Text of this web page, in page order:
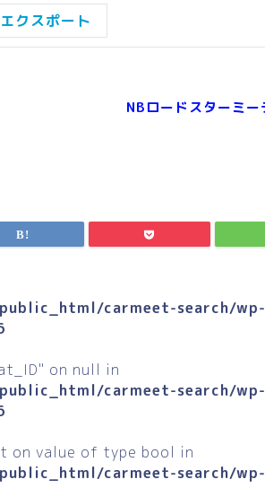
クスポート
NBロードスターミー
carmeet-search/wp-
on null in
carmeet-search/wp-
on value of type bool in
carmeet-search/wp-